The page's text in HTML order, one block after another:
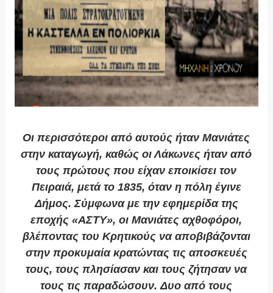
Οι περισσότεροι από αυτούς ήταν Μανιάτες
στην καταγωγή, καθώς οι Λάκωνες ήταν από
τους πρώτους που είχαν εποικίσει τον
Πειραιά, μετά το 1835, όταν η πόλη έγινε
Δήμος. Σύμφωνα με την εφημερίδα της
εποχής «ΑΣΤΥ», οι Μανιάτες αχθοφόροι,
βλέποντας του Κρητικούς να αποβιβάζονται
στην προκυμαία κρατώντας τις αποσκευές
τους, τους πλησίασαν και τους ζήτησαν να
τους τις παραδώσουν. Δυο από τους